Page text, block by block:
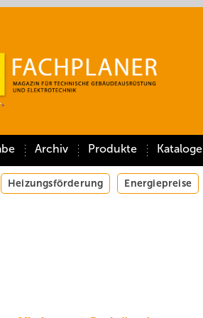
Archiv Produkte Kataloge
Heizungsförderung Energiepreise